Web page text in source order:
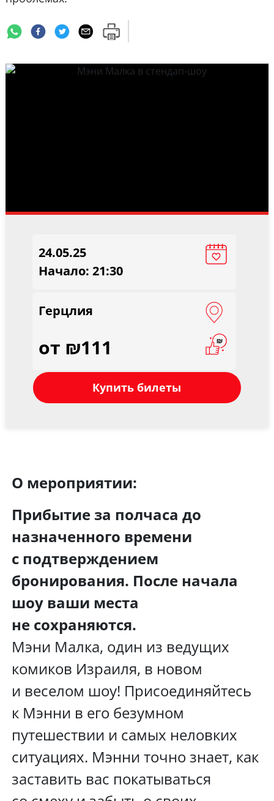
24.05.25
Начало: 21:30
Герцлия
от ₪111
Купить билеты
О мероприятии:
Прибытие за полчаса до
назначенного времени
с подтверждением
бронирования. После начала
шоу ваши места
не сохраняются.
Мэни Малка, один из ведущих
комиков Израиля, в новом
и веселом шоу! Присоединяйтесь
к Мэнни в его безумном
путешествии и самых неловких
ситуациях. Мэнни точно знает, как
заставить вас покатываться